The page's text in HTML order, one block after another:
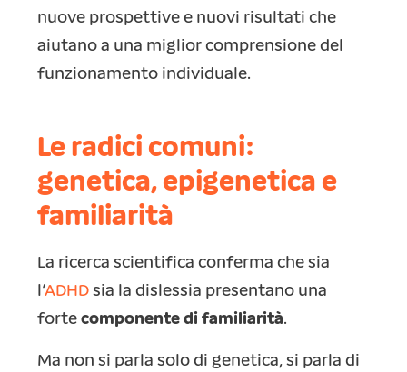
nuove prospettive e nuovi risultati che
aiutano a una miglior comprensione del
funzionamento individuale.
Le radici comuni:
genetica, epigenetica e
familiarità
La ricerca scientifica conferma che sia
l’ADHD sia la dislessia presentano una
forte componente di familiarità.
Ma non si parla solo di genetica, si parla di